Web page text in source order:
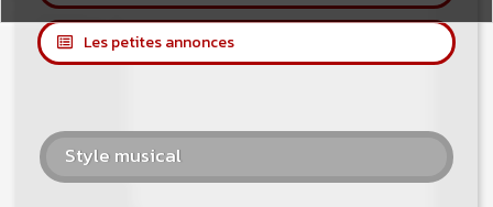
Les petites annonces
Style musical